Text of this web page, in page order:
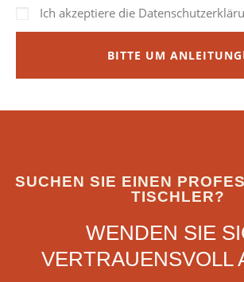
Ich akzeptiere die
BITTE UM ANLEITUNG
SUCHEN SIE EINEN
TISCHLER?
WENDEN SIE
VERTRAUENSVOLL